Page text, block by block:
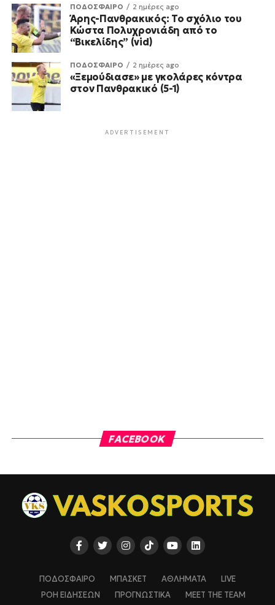
ΠΟΔΟΣΦΑΙΡΟ 2 ημέρες ago
Άρης-Πανθρακικός: Το σχόλιο του
Κώστα Πολυχρονιάδη από το
“Βικελίδης” (vid)
ΠΟΔΟΣΦΑΙΡΟ 2 ημέρες ago
«Ξεμούδιασε» με γκολάρες κόντρα
στον Πανθρακικό (5-1)
ADVERTISEMENT
FACEBOOK
ΠΟΔΟΣΦΑΙΡΟ ΜΠΑΣΚΕΤ ΑΘΛΗΜΑΤΑ
LIVE
ΡΟΗ ΕΙΔΗΣΕΩΝ
ΠΡΟΓΝΩΣΤΙΚΑ MEET THE TEAM